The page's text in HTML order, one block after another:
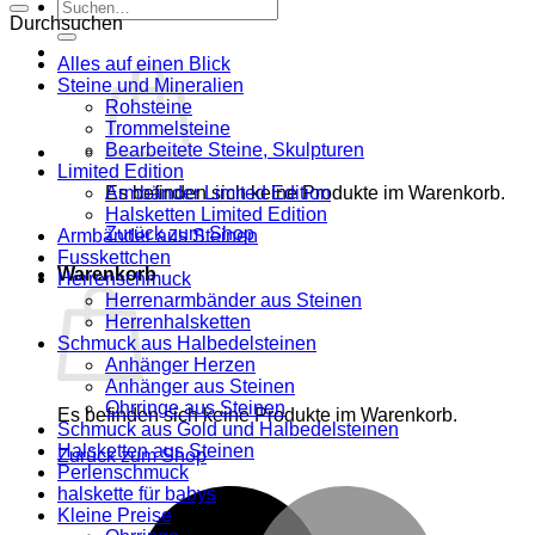
Suche
nach:
Es befinden sich keine Produkte im Warenkorb.
Zurück zum Shop
Warenkorb
Es befinden sich keine Produkte im Warenkorb.
Zurück zum Shop
Durchsuchen
Alles auf einen Blick
Steine und Mineralien
Rohsteine
Trommelsteine
Bearbeitete Steine, Skulpturen
Limited Edition
Armbänder Limited Edition
Halsketten Limited Edition
Armbänder aus Steinen
Fusskettchen
Herrenschmuck
Herrenarmbänder aus Steinen
Herrenhalsketten
Schmuck aus Halbedelsteinen
Anhänger Herzen
Anhänger aus Steinen
Ohrringe aus Steinen
Schmuck aus Gold und Halbedelsteinen
Halsketten aus Steinen
Perlenschmuck
halskette für babys
Kleine Preise